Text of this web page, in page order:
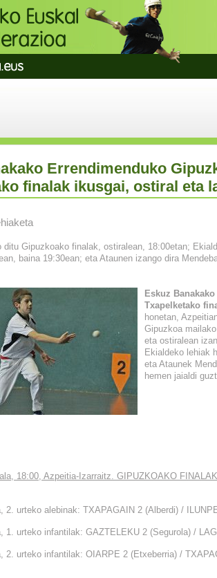
Errendimenduko
finalak ikusgai, ostiral eta
ditu Gipuzkoako finalak, ostiralean, 18:00etan;
baina 19:30ean; eta Ataunen izango dira
Eskuz
Txapelketako
honetan,
Gipuzkoa
eta ostiralean
Ekialdeko lehiak
eta Ataunek
hemen jaialdi
18:00, Azpeitia-Izarraitz. GIPUZKOAKO FINALAK
2. urteko alebinak: TXAPAGAIN 2 (Alberdi) /
1. urteko infantilak: GAZTELEKU 2 (Segurola) /
2. urteko infantilak: OIARPE 2 (Etxeberria) /